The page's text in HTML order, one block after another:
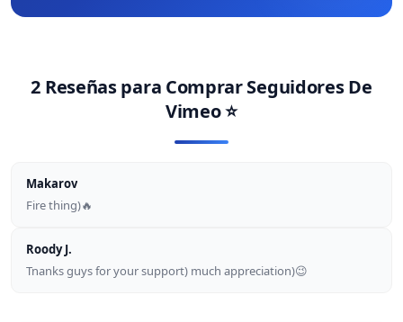
2 Reseñas para Comprar Seguidores De
Vimeo⭐
Makarov
Fire thing)🔥
Roody J.
Tnanks guys for your support) much appreciation)😉